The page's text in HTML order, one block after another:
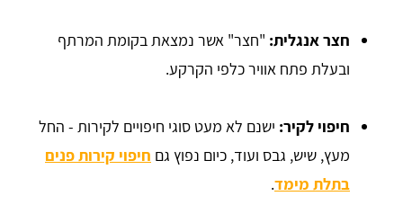
חצר אנגלית: "חצר" אשר נמצאת בקומת המרתף
ובעלת פתח אוויר כלפי הקרקע.
חיפוי לקיר: ישנם לא מעט סוגי חיפויים לקירות - החל
מעץ, שיש, גבס ועוד, כיום נפוץ גם חיפוי קירות פנים
בתלת מימד.